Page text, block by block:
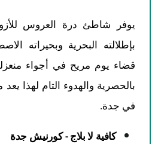
يوفر شاطئ درة العروس
بإطلالته البحرية وبحيراته
قضاء يوم مريح في أجواء
بالحصرية والهدوء التام لهذا
في جدة.
كافية لا بلاج - كورنيش جدة